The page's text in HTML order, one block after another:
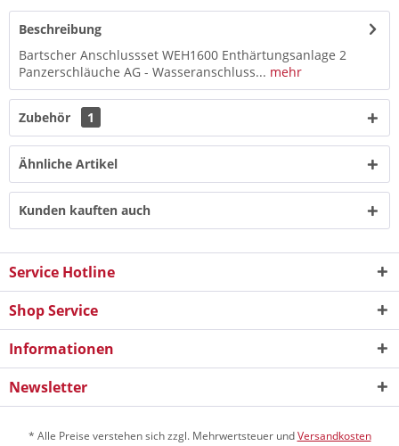
Beschreibung
Bartscher Anschlussset WEH1600 Enthärtungsanlage 2
Panzerschläuche AG - Wasseranschluss... mehr
Zubehör 1
Ähnliche Artikel
Kunden kauften auch
Service Hotline
Shop Service
Informationen
Newsletter
* Alle Preise verstehen sich zzgl. Mehrwertsteuer undVersandkosten